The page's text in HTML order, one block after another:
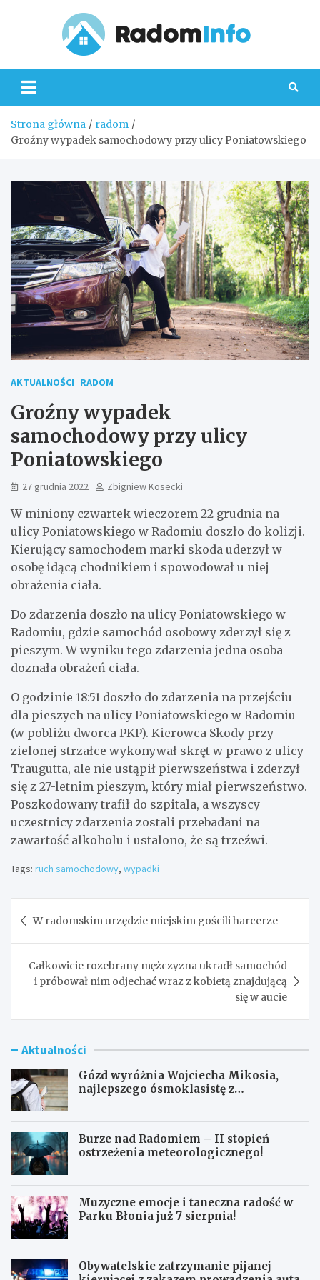
Strona główna
radom
Groźny wypadek samochodowy przy ulicy Poniatowskiego
AKTUALNOŚCI RADOM
Groźny wypadek
samochodowy przy ulicy
Poniatowskiego
27 grudnia 2022 Zbigniew Kosecki
W miniony czwartek wieczorem 22 grudnia na
ulicy Poniatowskiego w Radomiu doszło do kolizji.
Kierujący samochodem marki skoda uderzył w
osobę idącą chodnikiem i spowodował u niej
obrażenia ciała.
Do zdarzenia doszło na ulicy Poniatowskiego w
Radomiu, gdzie samochód osobowy zderzył się z
pieszym. W wyniku tego zdarzenia jedna osoba
doznała obrażeń ciała.
O godzinie 18:51 doszło do zdarzenia na przejściu
dla pieszych na ulicy Poniatowskiego w Radomiu
(w pobliżu dworca PKP). Kierowca Skody przy
zielonej strzałce wykonywał skręt w prawo z ulicy
Traugutta, ale nie ustąpił pierwszeństwa i zderzył
się z 27-letnim pieszym, który miał pierwszeństwo.
Poszkodowany trafił do szpitala, a wszyscy
uczestnicy zdarzenia zostali przebadani na
zawartość alkoholu i ustalono, że są trzeźwi.
Tags: ruch samochodowy, wypadki
wpisu
W radomskim urzędzie miejskim gościli harcerze
Całkowicie rozebrany mężczyzna ukradł samochód
i próbował nim odjechać wraz z kobietą znajdującą
się w aucie
Aktualności
Gózd wyróżnia Wojciecha Mikosia,
najlepszego ósmoklasistę z
Burze nad Radomiem – II stopień
ostrzeżenia meteorologicznego!
Muzyczne emocje i taneczna radość w
Parku Błonia już 7 sierpnia!
Obywatelskie zatrzymanie pijanej